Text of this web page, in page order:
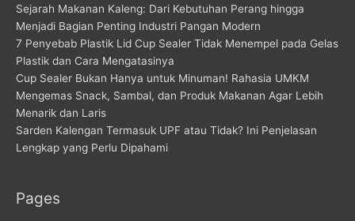
Sejarah Makanan Kaleng: Dari Kebutuhan Perang hingga
Menjadi Bagian Penting Industri Pangan Modern
7 Penyebab Plastik Lid Cup Sealer Tidak Menempel pada Gelas
Plastik dan Cara Mengatasinya
Cup Sealer Bukan Hanya untuk Minuman! Rahasia UMKM
Mengemas Snack, Sambal, dan Produk Makanan Agar Lebih
Menarik dan Laris
Sarden Kalengan Termasuk UPF atau Tidak? Ini Penjelasan
Lengkap yang Perlu Dipahami
Pages